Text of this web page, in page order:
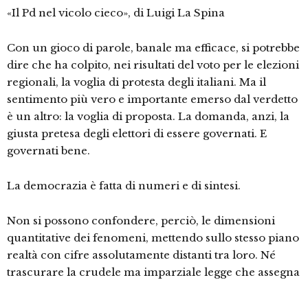
«Il Pd nel vicolo cieco», di Luigi La Spina
Con un gioco di parole, banale ma efficace, si potrebbe
dire che ha colpito, nei risultati del voto per le elezioni
regionali, la voglia di protesta degli italiani. Ma il
sentimento più vero e importante emerso dal verdetto
è un altro: la voglia di proposta. La domanda, anzi, la
giusta pretesa degli elettori di essere governati. E
governati bene.
La democrazia è fatta di numeri e di sintesi.
Non si possono confondere, perciò, le dimensioni
quantitative dei fenomeni, mettendo sullo stesso piano
realtà con cifre assolutamente distanti tra loro. Né
trascurare la crudele ma imparziale legge che assegna